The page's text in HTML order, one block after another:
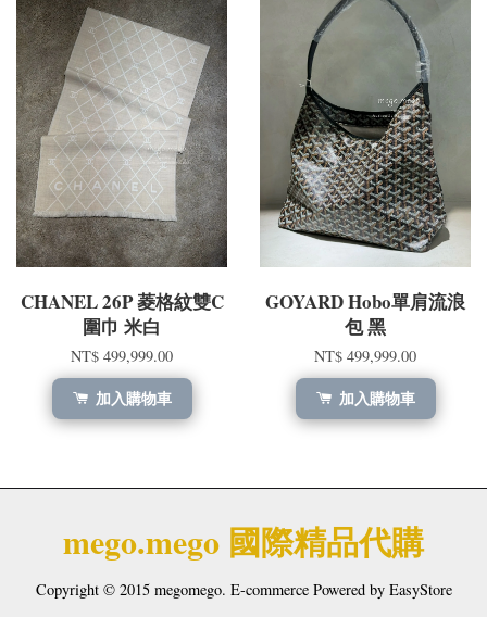
CHANEL 26P 菱格紋雙C
圍巾 米白
NT$ 499,999.00
加入購物車
GOYARD Hobo單肩流浪
包 黑
NT$ 499,999.00
加入購物車
mego.mego 國際精品代購
Copyright © 2015 megomego. E-commerce Powered by EasyStore